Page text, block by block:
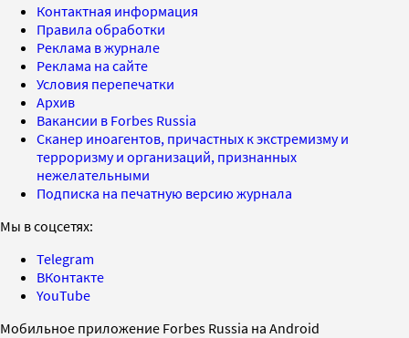
Контактная информация
Правила обработки
Реклама в журнале
Реклама на сайте
Условия перепечатки
Архив
Вакансии в Forbes Russia
Сканер иноагентов, причастных к экстремизму и
терроризму и организаций, признанных
нежелательными
Подписка на печатную версию журнала
Мы в соцсетях:
Telegram
ВКонтакте
YouTube
Мобильное приложение Forbes Russia на Android